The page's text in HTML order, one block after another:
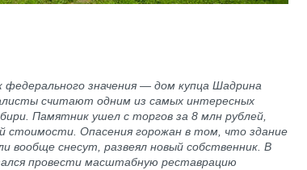
значения — дом купца Шадрина
считают одним из самых интересных
Памятник ушел с торгов за 8 млн рублей,
стоимости. Опасения горожан в том, что здание
вообще снесут, развеял новый собственник. В
провести масштабную реставрацию